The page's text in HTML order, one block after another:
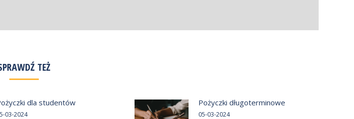
TEŻ
dla studentów
03-2024
Pożyczki długoterminowe
05-03-2024